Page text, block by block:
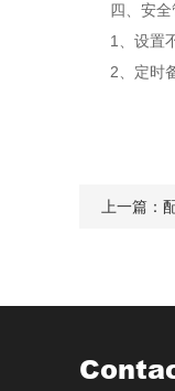
四、安全
1、设置不
2、定时备
上一篇：